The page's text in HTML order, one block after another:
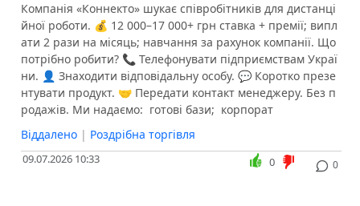
Компанія «Коннекто» шукає співробітників для дистанці
йної роботи. 💰 12 000–17 000+ грн ставка + премії; випл
ати 2 рази на місяць; навчання за рахунок компанії. Що
потрібно робити? 📞 Телефонувати підприємствам Украї
ни. 👤 Знаходити відповідальну особу. 💬 Коротко презе
нтувати продукт. 🤝 Передати контакт менеджеру. ️Без п
родажів. Ми надаємо: ️ готові бази; ️ корпорат
Віддалено | Роздрібна торгівля
09.07.2026 10:33 0
0